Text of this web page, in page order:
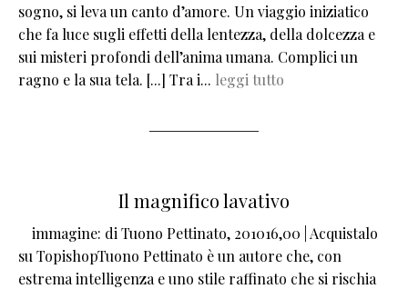
sogno, si leva un canto d’amore. Un viaggio iniziatico
che fa luce sugli effetti della lentezza, della dolcezza e
sui misteri profondi dell’anima umana. Complici un
ragno e la sua tela. [...] Tra i... leggi tutto
Il magnifico lavativo
immagine: di Tuono Pettinato, 201016,00 | Acquistalo
su TopishopTuono Pettinato è un autore che, con
estrema intelligenza e uno stile raffinato che si rischia